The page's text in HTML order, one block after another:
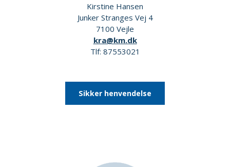
Kirstine Hansen
Junker Stranges Vej 4
7100 Vejle
kra@km.dk
Tlf: 87553021
Sikker henvendelse